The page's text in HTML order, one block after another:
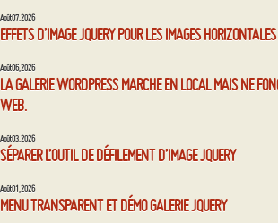
Août 07, 2026
EFFETS D’IMAGE JQUERY POUR LES IMAGES
Août 06, 2026
LA GALERIE WORDPRESS MARCHE EN LOCAL MAIS NE
WEB.
Août 03, 2026
SÉPARER L’OUTIL DE DÉFILEMENT D’IMAGE JQUERY
Août 01, 2026
MENU TRANSPARENT ET DÉMO GALERIE JQUERY